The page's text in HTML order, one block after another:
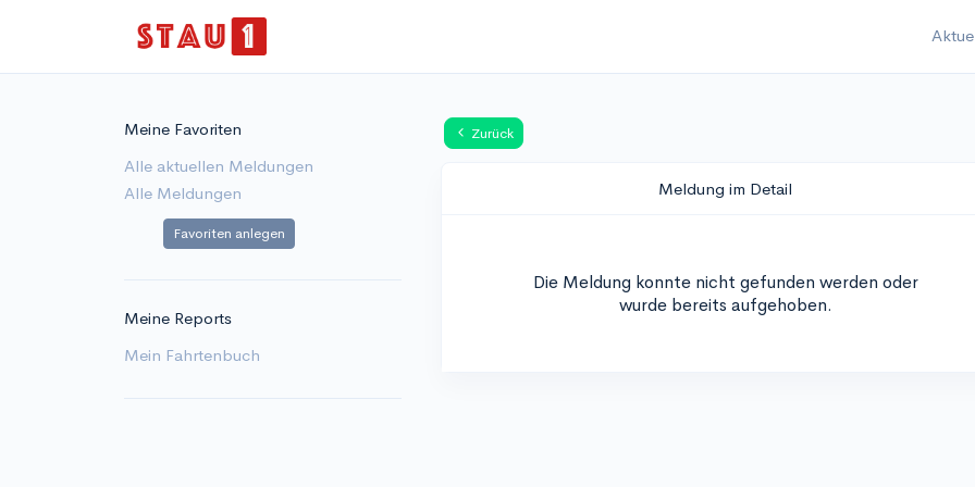
Meine Favoriten
Alle aktuellen Meldungen
Alle Meldungen
Favoriten anlegen
Meine Reports
Mein Fahrtenbuch
Zurück
Meldung im Detail
Die Meldung konnte nicht gefunden werden oder
wurde bereits aufgehoben.